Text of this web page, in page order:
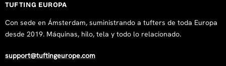
TUFTING EUROPA
Con sede en Ámsterdam, suministrando a tufters de toda Europa
desde 2019. Máquinas, hilo, tela y todo lo relacionado.
support@tuftingeurope.com